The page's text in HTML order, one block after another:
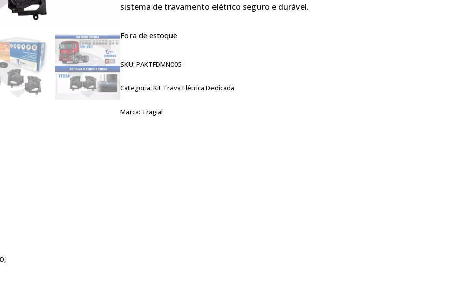
sistema de travamento elétrico seguro e durável.
Fora de estoque
SKU:PAKTFDMN005
Categoria:Kit Trava Elétrica Dedicada
Marca: Tragial